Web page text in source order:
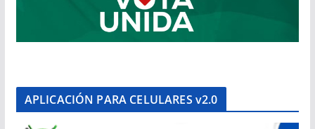
APLICACIÓN PARA CELULARES v2.0